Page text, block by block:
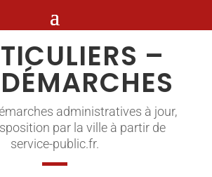
–
administratives à jour,
par la ville à partir de
service-public.fr.